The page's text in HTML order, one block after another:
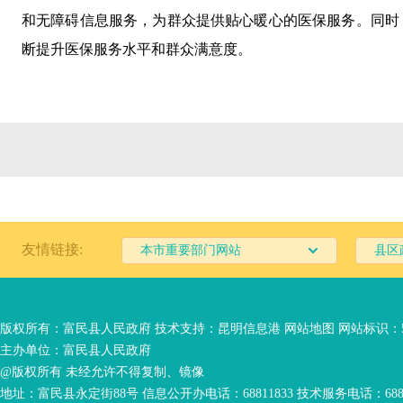
和无障碍信息服务，为群众提供贴心暖心的医保服务。同
断提升医保服务水平和群众满意度。
友情链接: 本市重要部门网站 县区
版权所有：富民县人民政府 技术支持： 昆明信息港 网站地图 网站标识：
主办单位：富民县人民政府
@版权所有 未经允许不得复制、镜像
地址：富民县永定街88号 信息公开办电话：68811833 技术服务电话：